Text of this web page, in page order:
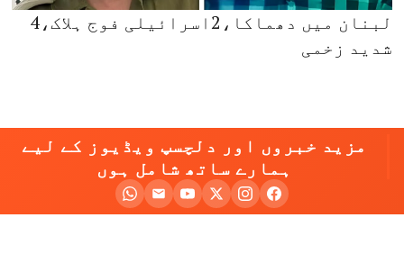
لبنان میں دھماکا،2اسرائیلی فوج ہلاک،4
شدید زخمی
مزید خبروں اور دلچسپ ویڈیوز کے لیے
ہمارے ساتھ شامل ہوں